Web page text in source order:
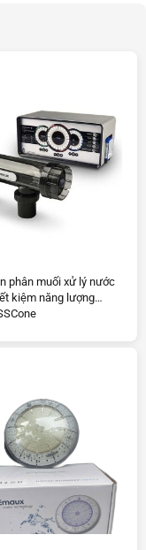
phân muối xử lý nước
kiệm năng lượng